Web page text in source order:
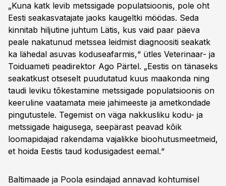
„Kuna katk levib metssigade populatsioonis, pole oht
Eesti seakasvatajate jaoks kaugeltki möödas. Seda
kinnitab hiljutine juhtum Lätis, kus vaid paar päeva
peale nakatunud metssea leidmist diagnoositi seakatk
ka lähedal asuvas koduseafarmis,“ ütles Veterinaar- ja
Toiduameti peadirektor Ago Pärtel. „Eestis on tänaseks
seakatkust otseselt puudutatud kuus maakonda ning
taudi leviku tõkestamine metssigade populatsioonis on
keeruline vaatamata meie jahimeeste ja ametkondade
pingutustele. Tegemist on väga nakkusliku kodu- ja
metssigade haigusega, seepärast peavad kõik
loomapidajad rakendama vajalikke bioohutusmeetmeid,
et hoida Eestis taud kodusigadest eemal.“
Baltimaade ja Poola esindajad annavad kohtumisel